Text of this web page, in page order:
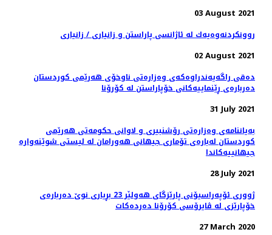
03 August 2021
روونكردنه‌وه‌یه‌ك له‌ ئاژانسی پاراستن و زانیاری / زانیاری
02 August 2021
دەقی راگەیەندراوەکەی وەزارەتی ناوخۆی هەرێمی کوردستان
دەربارەی ڕێنماییەکانی خۆپاراستن لە کۆرۆنا
31 July 2021
بەیاننامەی وەزارەتی رۆشنبیری و لاوانی حکومەتی هەرێمی
کوردستان لەبارەی تۆماری جیهانی هەورامان لە لیستی شوێنەوارە
جیهانییەکاندا
28 July 2021
ژووری ئۆپەراسیۆنی پارێزگای هەولێر 23 بڕیاری نوێ‌ دەربارەی
خۆپارێزی لە ڤایرۆسی كۆرۆنا دەردەكات
27 March 2020